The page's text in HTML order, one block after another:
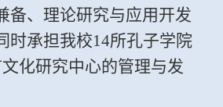
备、理论研究与应用开发
时承担我校14所孔子学院
化研究中心的管理与发